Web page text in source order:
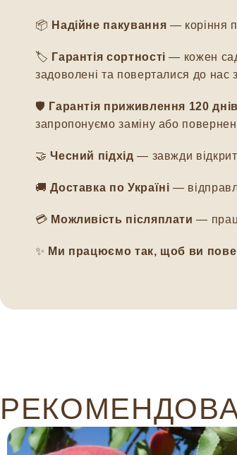
📦 Надійне пакування — коріння
🏷️ Гарантія сортності — кожен
задоволені та поверталися до нас
🛡️ Гарантія приживлення 120 днів
запропонуємо заміну або
🤝Чесний підхід — завжди
🚚Доставка по Україні —
💳 Можливість післяплати —
✨ Ми працюємо так, щоб ви